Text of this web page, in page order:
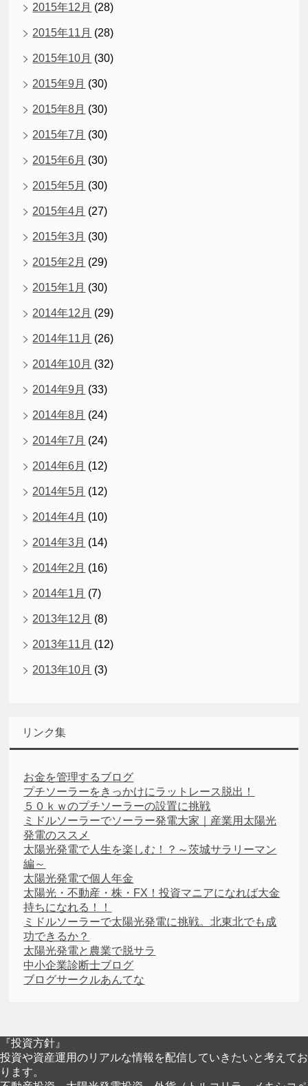
2015年12月 (28)
2015年11月 (28)
2015年10月 (30)
2015年9月 (30)
2015年8月 (30)
2015年7月 (30)
2015年6月 (30)
2015年5月 (30)
2015年4月 (27)
2015年3月 (30)
2015年2月 (29)
2015年1月 (30)
2014年12月 (29)
2014年11月 (26)
2014年10月 (32)
2014年9月 (33)
2014年8月 (24)
2014年7月 (24)
2014年6月 (12)
2014年5月 (12)
2014年4月 (10)
2014年3月 (14)
2014年2月 (16)
2014年1月 (7)
2013年12月 (8)
2013年11月 (12)
2013年10月 (3)
リンク集
お金を管理するブログ
プチソーラーをきっかけにラットレース脱出！
５０ｋｗのプチソーラーの設置に挑戦
ミドルソーラーでソーラー発電大家｜産業用太陽光
発電のススメ
太陽光発電で人生を楽しむ！？～茨城サラリーマン
編～
太陽光発電で個人年金
太陽光・不動産・株・FX！投資マニアになれば大金
持ちになれる！！
ミドルソーラーで太陽光発電に挑戦。北東北でも成
功できるか？
太陽光発電と農業で脱サラ
中小企業診断士ブログ
ブログサークルあんてな
『投資方針』
投資や資産運用のリアルな情報を配信していきたいと考えてお
ります。